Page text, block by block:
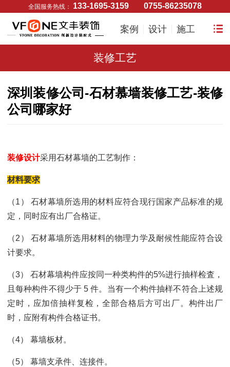
全国服务热线： 133-1695-3159 0755-86235078
案例 设计 施工
装修工艺
深圳装修公司-石材慕墙装修工艺-装修
公司哪家好
装修设计采用石材幕墙的工艺制作：
材料要求
（1） 石材幕墙所选用的材料应符合现行国家产品标准的规
定，同时应有出厂合格证。
（2） 石材幕墙所选用材料的物理力学及耐候性能应符合设
计要求。
（3） 石材幕墙构件应按同一种类构件的5%进行抽样检査，
且每种构件不得少于 5 件。当有一个构件抽样不符合上述规
定时，应加倍抽样复检，全部合格后方可出厂。构件出厂
时，应附有构件合格证书。
（4） 幕墙板材。
（5） 幕墙支承件、连接件。